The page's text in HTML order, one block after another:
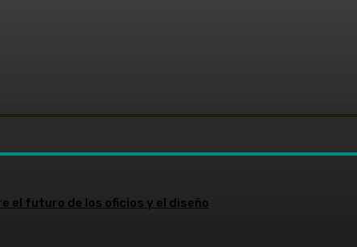
el futuro de los oficios y el diseño